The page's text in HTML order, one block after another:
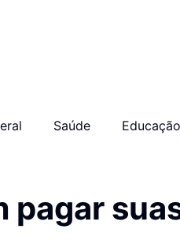
Saúde Educação
pagar